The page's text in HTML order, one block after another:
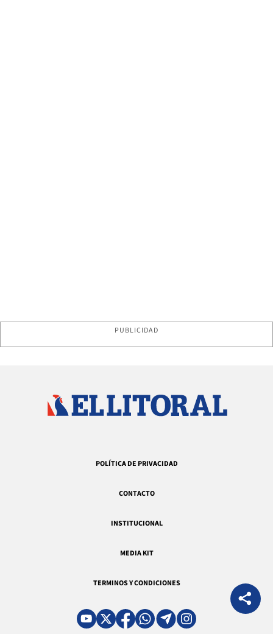
PUBLICIDAD
POLÍTICA DE PRIVACIDAD
CONTACTO
INSTITUCIONAL
MEDIA KIT
TERMINOS Y CONDICIONES